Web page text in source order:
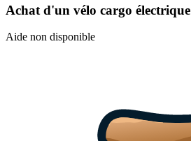
Achat d'un vélo cargo électrique
Aide non disponible